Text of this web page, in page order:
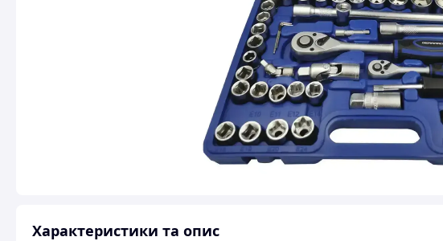
Характеристики та опис